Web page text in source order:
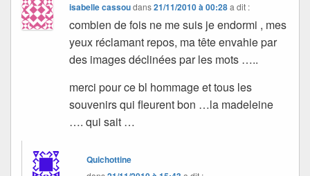
isabelle cassoudans21/11/2010 à 00:28 a dit :
combien de fois ne me suis je endormi , mes
yeux réclamant repos, ma tête envahie par
des images déclinées par les mots …..
merci pour ce bl hommage et tous les
souvenirs qui fleurent bon …la madeleine
…. qui sait …
Quichottine